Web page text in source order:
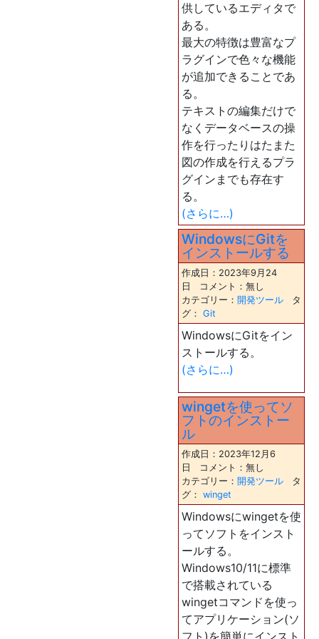
供しているエディタで
ある。
最大の特徴は豊富なプ
ラグインで色々な機能
が追加できることであ
る。
テキストの編集だけで
なくデータベースの操
作を行ったりはたまた
図の作成を行えるプラ
グインまでも存在す
る。
(さらに…)
WindowsにGitを
インストールする
作成日：2023年9月24
日 コメント：無し
カテゴリー： 開発ツール タ
グ： Git
WindowsにGitをイン
ストールする。
(さらに…)
wingetを使ってソ
フトのインストー
ル
作成日：2023年12月6
日 コメント：無し
カテゴリー： 開発ツール タ
グ： winget
Windowsにwingetを使
ってソフトをインスト
ールする。
Windows10/11に標準
で搭載されている
wingetコマンドを使っ
てアプリケーション(ソ
フト)を簡単にインスト